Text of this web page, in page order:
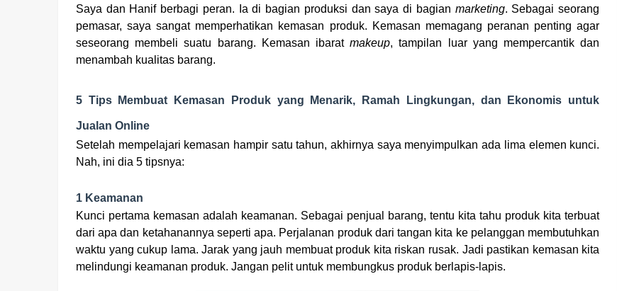
Saya dan Hanif berbagi peran. Ia di bagian produksi dan saya di bagian marketing. Sebagai seorang
pemasar, saya sangat memperhatikan kemasan produk. Kemasan memagang peranan penting agar
seseorang membeli suatu barang. Kemasan ibaratmakeup, tampilan luar yang mempercantik dan
menambah kualitas barang.
5 Tips Membuat Kemasan Produk yang Menarik, Ramah Lingkungan, dan Ekonomis untuk
Jualan Online
Setelah mempelajari kemasan hampir satu tahun, akhirnya saya menyimpulkan ada lima elemen kunci.
Nah, ini dia 5 tipsnya:
1 Keamanan
Kunci pertama kemasan adalah keamanan. Sebagai penjual barang, tentu kita tahu produk kita terbuat
dari apa dan ketahanannya seperti apa. Perjalanan produk dari tangan kita ke pelanggan membutuhkan
waktu yang cukup lama. Jarak yang jauh membuat produk kita riskan rusak. Jadi pastikan kemasan kita
melindungi keamanan produk. Jangan pelit untuk membungkus produk berlapis-lapis.